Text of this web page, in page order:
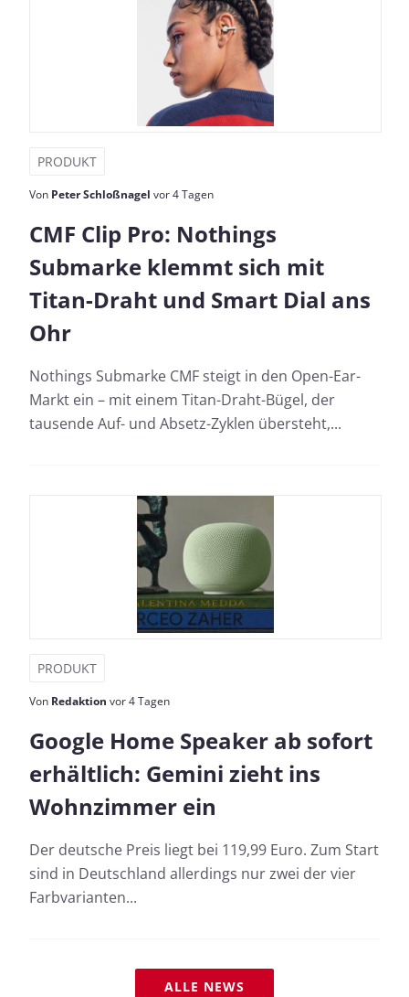
PRODUKT
Von Peter Schloßnagel vor 4 Tagen
CMF Clip Pro: Nothings
Submarke klemmt sich mit
Titan-Draht und Smart Dial ans
Ohr
Nothings Submarke CMF steigt in den Open-Ear-
Markt ein – mit einem Titan-Draht-Bügel, der
tausende Auf- und Absetz-Zyklen übersteht,...
PRODUKT
Von Redaktion vor 4 Tagen
Google Home Speaker ab sofort
erhältlich: Gemini zieht ins
Wohnzimmer ein
Der deutsche Preis liegt bei 119,99 Euro. Zum Start
sind in Deutschland allerdings nur zwei der vier
Farbvarianten...
ALLE NEWS